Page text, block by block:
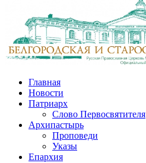
Главная
Новости
Патриарх
Слово Первосвятителя
Архипастырь
Проповеди
Указы
Епархия